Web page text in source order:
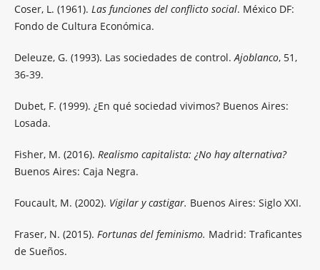
Coser, L. (1961). Las funciones del conflicto social. México DF:
Fondo de Cultura Económica.
Deleuze, G. (1993). Las sociedades de control.Ajoblanco, 51,
36-39.
Dubet, F. (1999). ¿En qué sociedad vivimos? Buenos Aires:
Losada.
Fisher, M. (2016). Realismo capitalista: ¿No hay alternativa?
Buenos Aires: Caja Negra.
Foucault, M. (2002). Vigilar y castigar. Buenos Aires: Siglo XXI.
Fraser, N. (2015). Fortunas del feminismo. Madrid: Traficantes
de Sueños.